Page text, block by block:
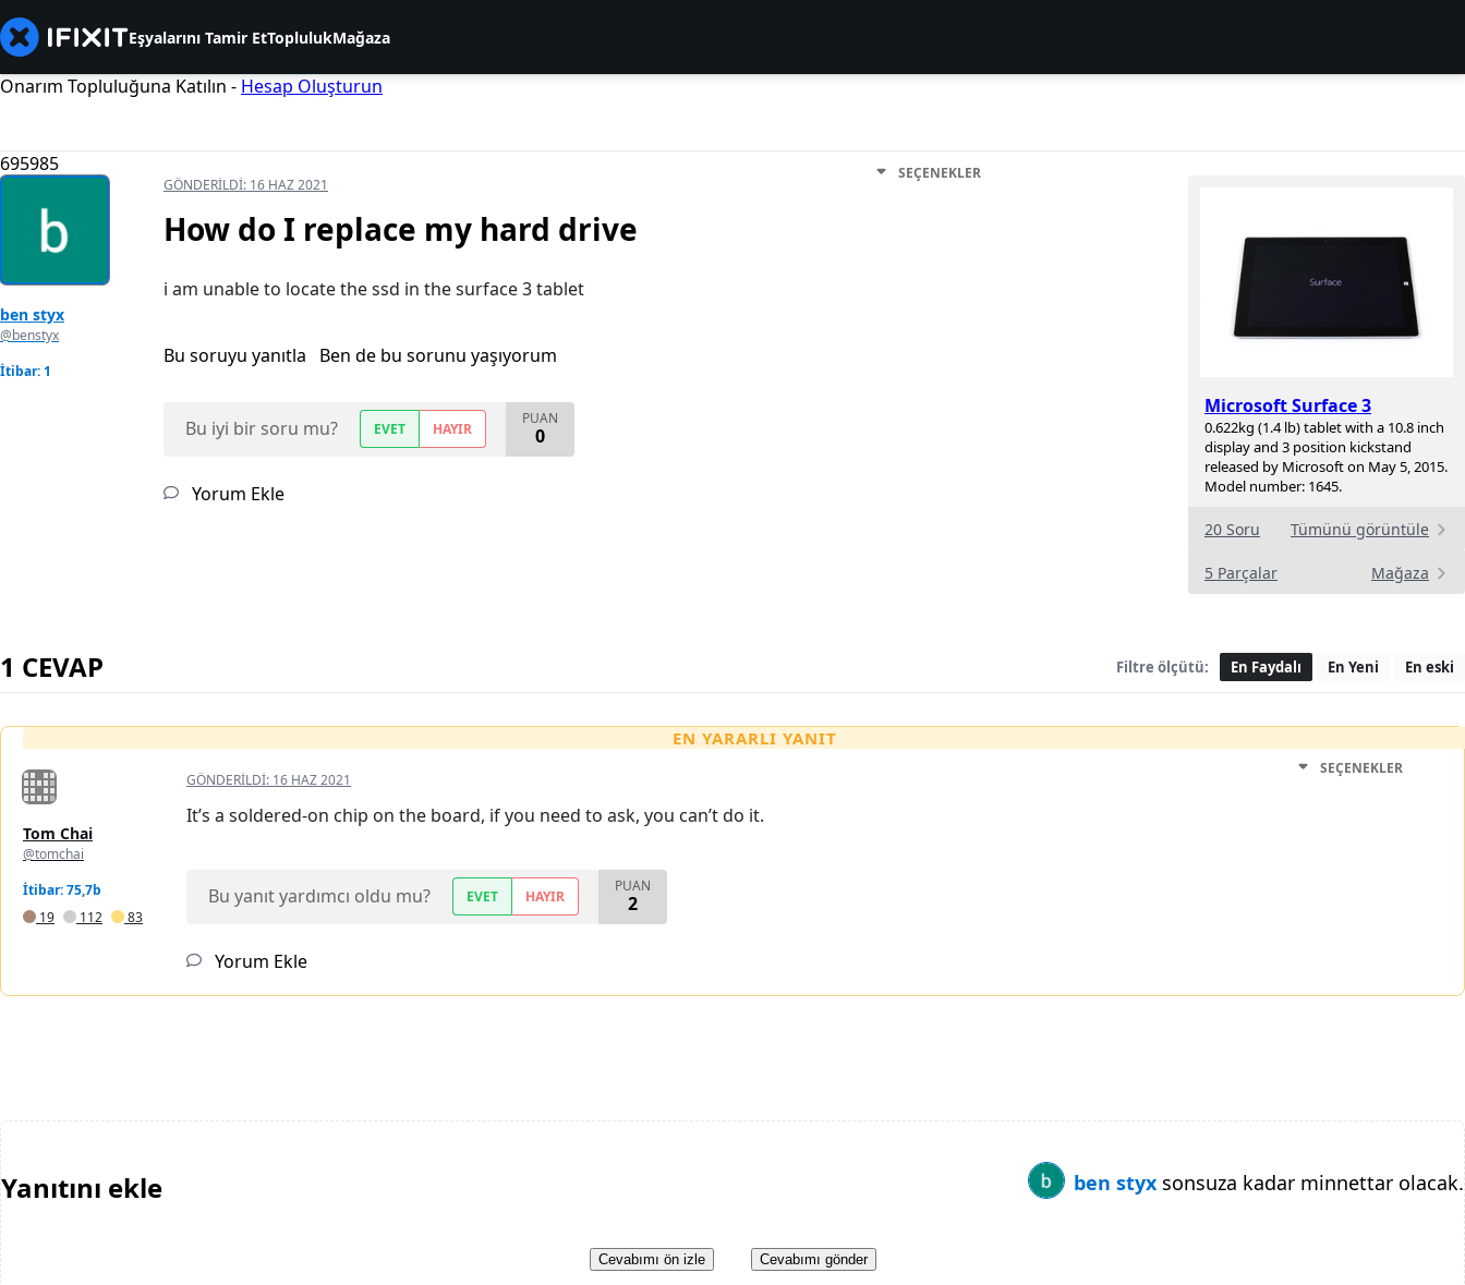
Eşyalarını Tamir EtToplulukMağaza
Onarım Topluluğuna Katılın - Hesap Oluşturun
695985
Microsoft Surface 3
0.622kg (1.4 lb) tablet with a 10.8 inch
display and 3 position kickstand
released by Microsoft on May 5, 2015.
Model number: 1645.
20 Soru Tümünü görüntüle
5 Parçalar Mağaza
ben styx
@benstyx
İtibar: 1
GÖNDERILDI: 16 HAZ 2021
SEÇENEKLER
How do I replace my hard drive
i am unable to locate the ssd in the surface 3 tablet
Bu soruyu yanıtla Ben de bu sorunu yaşıyorum
Bu iyi bir soru mu? EVET HAYIR
PUAN
0
Yorum Ekle
1 CEVAP Filtre ölçütü: En Faydalı En Yeni En eski
EN YARARLI YANIT
Tom Chai
@tomchai
İtibar: 75,7b
19
112 83
GÖNDERILDI: 16 HAZ 2021
SEÇENEKLER
It’s a soldered-on chip on the board, if you need to ask, you can’t do it.
Bu yanıt yardımcı oldu mu? EVET HAYIR
PUAN
2
Yorum Ekle
Yanıtını ekle ben styx sonsuza kadar minnettar olacak.
Cevabımı ön izle Cevabımı gönder